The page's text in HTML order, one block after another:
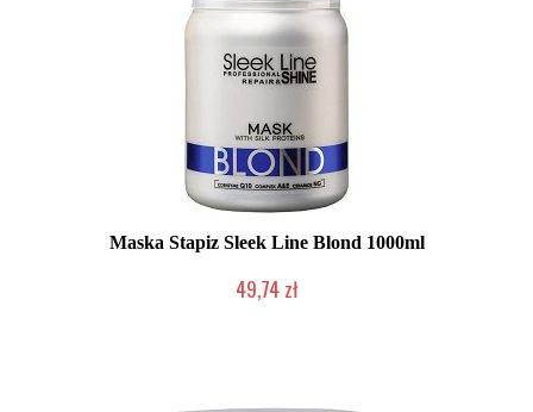
Maska Stapiz Sleek Line Blond 1000ml
49,74 zł